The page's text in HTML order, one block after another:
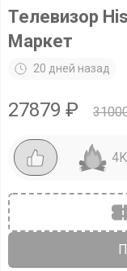
Телевизор
Маркет
20 дней назад
27879 ₽
4K